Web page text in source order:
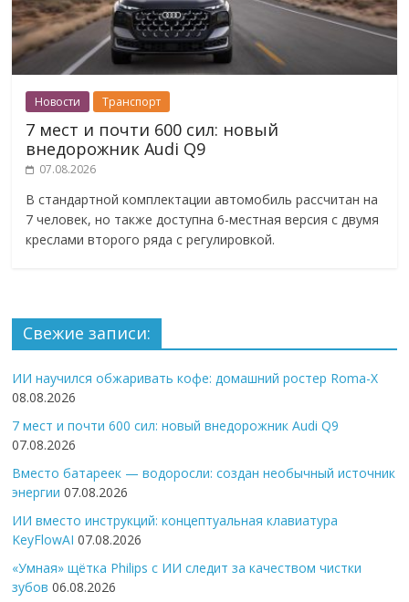
Новости Транспорт
7 мест и почти 600 сил: новый
внедорожник Audi Q9
07.08.2026
В стандартной комплектации автомобиль рассчитан на
7 человек, но также доступна 6-местная версия с двумя
креслами второго ряда с регулировкой.
Свежие записи:
ИИ научился обжаривать кофе: домашний ростер Roma-X
08.08.2026
7 мест и почти 600 сил: новый внедорожник Audi Q9
07.08.2026
Вместо батареек — водоросли: создан необычный источник
энергии 07.08.2026
ИИ вместо инструкций: концептуальная клавиатура
KeyFlowAI 07.08.2026
«Умная» щётка Philips с ИИ следит за качеством чистки
зубов 06.08.2026